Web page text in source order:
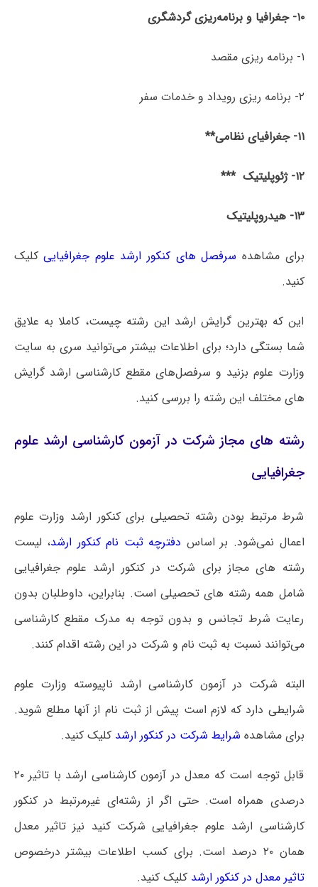
۱۰- جغرافیا و برنامه‌ریزی گردشگری
۱- برنامه ریزی مقصد
۲- برنامه ریزی رویداد و خدمات سفر
۱۱- جغرافیای نظامی**
۱۲- ژئوپلیتیک ***
۱۳- هیدروپلیتیک
برای مشاهده سرفصل های کنکور ارشد علوم جغرافیاییکلیک
کنید.
این که بهترین گرایش ارشد این رشته چیست، کاملا به علایق
شما بستگی دارد؛ برای اطلاعات بیشتر می‌توانید سری به سایت
وزارت علوم بزنید و سرفصل‌های مقطع کارشناسی ارشد گرایش
های مختلف این رشته را بررسی کنید.
رشته های مجاز شرکت در آزمون کارشناسی ارشد علوم
جغرافیایی
شرط مرتبط بودن رشته تحصیلی برای کنکور ارشد وزارت علوم
اعمال نمی‌شود. بر اساس دفترچه ثبت نام کنکور ارشد، لیست
رشته های مجاز برای شرکت در کنکور ارشد علوم جغرافیایی
شامل همه رشته های تحصیلی است‌. بنابراین، داوطلبان بدون
رعایت شرط تجانس و بدون توجه به مدرک مقطع کارشناسی
می‌توانند نسبت به ثبت نام و شرکت در این رشته اقدام کنند.
البته شرکت در آزمون کارشناسی ارشد ناپیوسته وزارت علوم
شرایطی دارد که لازم است پیش از ثبت نام از آنها مطلع شوید.
برای مشاهده شرایط شرکت در کنکور ارشد کلیک کنید.
قابل توجه است که معدل در آزمون کارشناسی ارشد با تاثیر ۲۰
درصدی همراه است. حتی اگر از رشته‌ای غیرمرتبط در کنکور
کارشناسی ارشد علوم جغرافیایی شرکت کنید نیز تاثیر معدل
همان ۲۰ درصد است. برای کسب اطلاعات بیشتر درخصوص
تاثیر معدل در کنکور ارشد کلیک کنید.